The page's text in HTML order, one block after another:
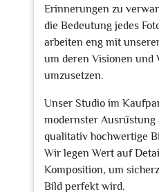
Erinnerungen zu
die Bedeutung jedes
arbeiten eng mit
um deren Visionen und
umzusetzen.
Unser Studio im
modernster Ausrüstung
qualitativ hochwertige
Wir legen Wert auf
Komposition, um
Bild perfekt wird.